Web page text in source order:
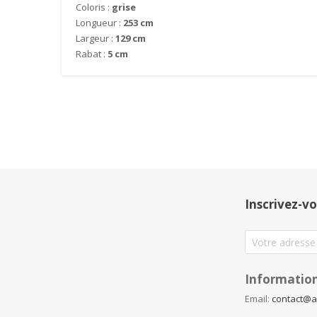
Coloris : grise
Longueur : 253 cm
Largeur : 129 cm
Rabat : 5 cm
Inscrivez-
Email: